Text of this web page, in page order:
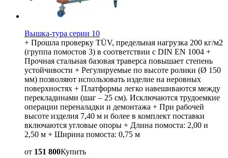
Вышка-тура серии 10
+ Прошла проверку TÜV, предельная нагрузка 200 кг/м2
(группа помостов 3) в соответствии с DIN EN 1004 +
Прочная стальная базовая траверса повышает степень
устойчивости + Регулируемые по высоте ролики (Ø 150
мм) позволяют использовать изделие на неровных
поверхностях + Платформы легко навешиваются между
перекладинами (шаг – 25 см). Исключаются трудоемкие
операции переналадки и демонтажа + При рабочей
высоте изделия 7,40 м и более в комплект поставки
включаются угловые опоры + Длина помоста: 2,00 и
2,50 м + Ширина помоста: 0,75 м
от 151 800Купить